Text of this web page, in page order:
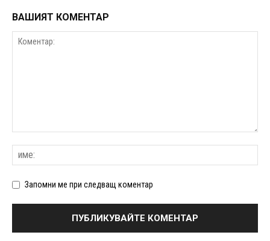
ВАШИЯТ КОМЕНТАР
Запомни ме при следващ коментар